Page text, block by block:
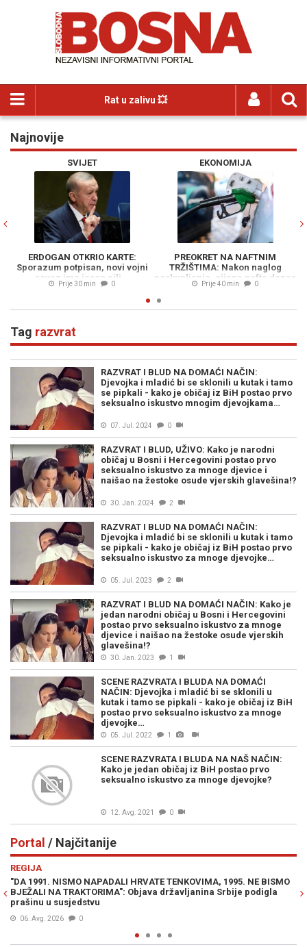
Rat u zalivu 💥
Najnovije
SVIJET
ERDOGAN OTKRIO KARTE:
Sporazum potpisan, novi vojni
savez ima jasan cilj...
Prije 30 min 0
EKONOMIJA
PREOKRET NA NAFTNIM
TRŽIŠTIMA: Nakon naglog
poskupljenja, cijene nafte danas
iznose..
Prije 40 min 0
Tag razvrat
RAZVRAT I BLUD NA DOMAĆI NAČIN:
Djevojka i mladić bi se sklonili u kutak i tamo
se pipkali - kako je običaj iz BiH postao prvo
seksualno iskustvo mnogim djevojkama…
07. Jul. 2024 0
RAZVRAT I BLUD, UŽIVO: Kako je narodni
običaj u Bosni i Hercegovini postao prvo
seksualno iskustvo za mnoge djevice i
naišao na žestoke osude vjerskih glavešina!?
30. Jan. 2024 2
RAZVRAT I BLUD NA DOMAĆI NAČIN:
Djevojka i mladić bi se sklonili u kutak i tamo
se pipkali - kako je običaj iz BiH postao prvo
seksualno iskustvo za mnoge djevojke…
05. Jul. 2023 2
RAZVRAT I BLUD NA DOMAĆI NAČIN: Kako je
jedan narodni običaj u Bosni i Hercegovini
postao prvo seksualno iskustvo za mnoge
djevice i naišao na žestoke osude vjerskih
glavešina!?
30. Jan. 2023 1
SCENE RAZVRATA I BLUDA NA DOMAĆI
NAČIN: Djevojka i mladić bi se sklonili u
kutak i tamo se pipkali - kako je običaj iz BiH
postao prvo seksualno iskustvo za mnoge
djevojke…
05. Jul. 2022 1
SCENE RAZVRATA I BLUDA NA NAŠ NAČIN:
Kako je jedan običaj iz BiH postao prvo
seksualno iskustvo za mnoge djevojke?
12. Avg. 2021 0
Portal / Najčitanije
REGIJA
"DA 1991. NISMO NAPADALI HRVATE TENKOVIMA, 1995. NE BISMO
BJEŽALI NA TRAKTORIMA": Objava državljanina Srbije podigla
prašinu u susjedstvu
06. Avg. 2026 0